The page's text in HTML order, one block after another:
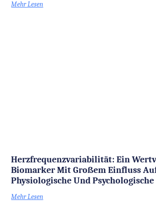
Mehr Lesen
Herzfrequenzvariabilität: Ein
Biomarker Mit Großem Einfluss
Physiologische Und
Mehr Lesen